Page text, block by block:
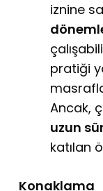
iznine
pratiği
Ancak,
uzun
katılan
Konaklama